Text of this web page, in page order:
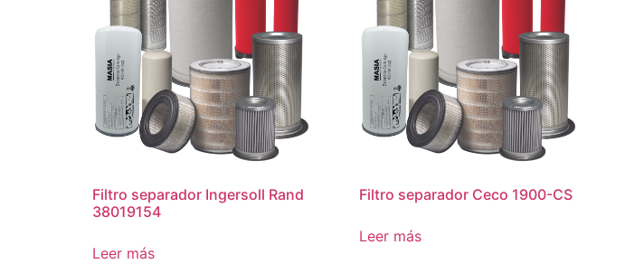
Filtro separador Ingersoll Rand
38019154
Leer más
Filtro separador Ceco 1900-CS
Leer más